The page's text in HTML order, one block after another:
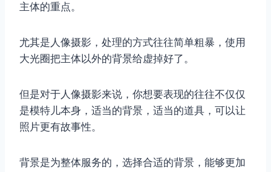
主体的重点。
尤其是人像摄影，处理的方式往往简单粗暴，使用
大光圈把主体以外的背景给虚掉好了。
但是对于人像摄影来说，你想要表现的往往不仅仅
是模特儿本身，适当的背景，适当的道具，可以让
照片更有故事性。
背景是为整体服务的，选择合适的背景，能够更加